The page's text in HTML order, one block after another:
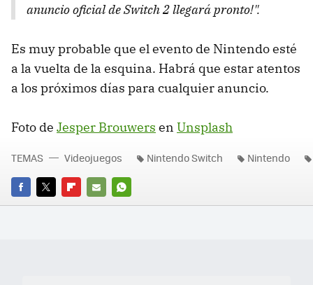
anuncio oficial de Switch 2 llegará pronto!".
Es muy probable que el evento de Nintendo esté
a la vuelta de la esquina. Habrá que estar atentos
a los próximos días para cualquier anuncio.
Foto de Jesper Brouwers en Unsplash
FACEBOOK
TWITTERFLIPBOARD
E-
WHATSAPP
TEMAS Videojuegos Nintendo Switch Nintendo